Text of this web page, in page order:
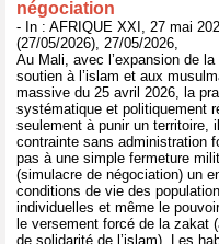
négociation
- In : AFRIQUE XXI, 27 mai
(27/05/2026), 27/05/2026,
Au Mali, avec l’expansion de
soutien à l’islam et aux
massive du 25 avril 2026, la
systématique et politiquement
seulement à punir un territoire,
contrainte sans administration
pas à une simple fermeture
(simulacre de négociation) un
conditions de vie des
individuelles et même le
le versement forcé de la zakat
de solidarité de l’islam). Les